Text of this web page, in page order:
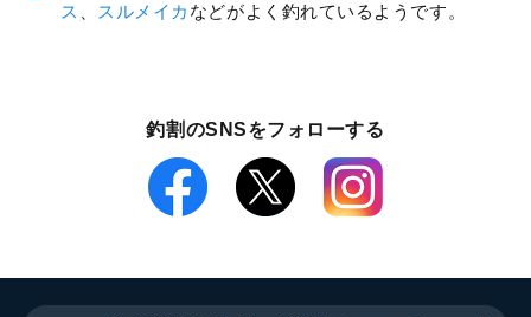
ス
スルメイカ などがよく釣れているようです。
釣割のSNSをフォローする